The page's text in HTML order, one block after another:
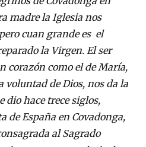
madre la Iglesia nos
cuan grande es el
la Virgen. El ser
corazón como el de María,
voluntad de Dios, nos da la
dio hace trece siglos,
de España en Covadonga,
al Sagrado